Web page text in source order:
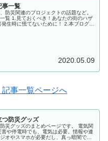
一覧
防災関連のプロジェクトの話題など。
覧 1.見ておくべき！あなたの街のハザ
発生時に慌てないために！ 2.本ブログ
2020.05.09
事一覧ページへ
つ防災グッズ
災グッズのまとめページです。 電気関
や停電時でも、電気は必要。情報や連
オやスマホが必要だし、真っ暗闇では